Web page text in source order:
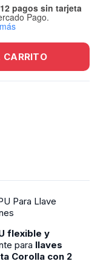
pagos sin tarjeta
Pago.
Para Llave
flexible y
para llaves
Corolla con 2